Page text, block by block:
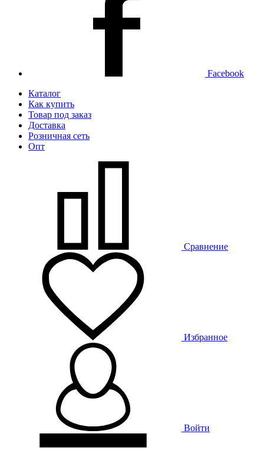
Facebook
Каталог
Как купить
Товар под заказ
Доставка
Розничная сеть
Опт
Сравнение
Избранное
Войти